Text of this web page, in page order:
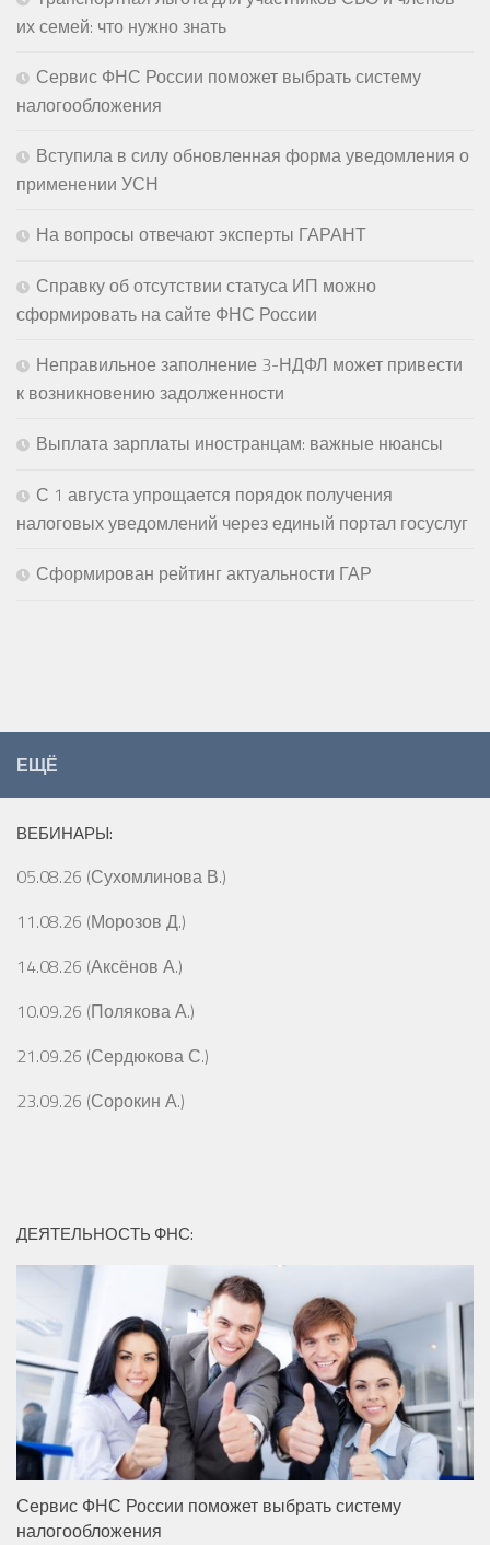
их семей: что нужно знать
Сервис ФНС России поможет выбрать систему
налогообложения
Вступила в силу обновленная форма уведомления о
применении УСН
На вопросы отвечают эксперты ГАРАНТ
Справку об отсутствии статуса ИП можно
сформировать на сайте ФНС России
Неправильное заполнение 3-НДФЛ может привести
к возникновению задолженности
Выплата зарплаты иностранцам: важные нюансы
С 1 августа упрощается порядок получения
налоговых уведомлений через единый портал госуслуг
Сформирован рейтинг актуальности ГАР
ЕЩЁ
ВЕБИНАРЫ:
05.08.26 (Сухомлинова В.)
11.08.26 (Морозов Д.)
14.08.26 (Аксёнов А.)
10.09.26 (Полякова А.)
21.09.26 (Сердюкова С.)
23.09.26 (Сорокин А.)
ДЕЯТЕЛЬНОСТЬ ФНС:
Сервис ФНС России поможет выбрать систему
налогообложения